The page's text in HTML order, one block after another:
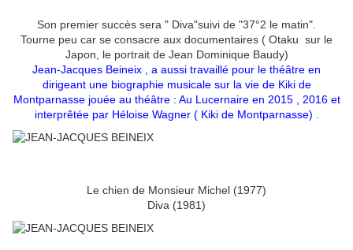
Son premier succès sera " Diva"suivi de "37°2 le matin".
Tourne peu car se consacre aux documentaires ( Otaku sur le
Japon, le portrait de Jean Dominique Baudy)
Jean-Jacques Beineix , a aussi travaillé pour le théâtre en
dirigeant une biographie musicale sur la vie de Kiki de
Montparnasse jouée au théâtre : Au Lucernaire en 2015 , 2016 et
interprêtée par Héloise Wagner ( Kiki de Montparnasse)
Le chien de Monsieur Michel (1977)
Diva (1981)